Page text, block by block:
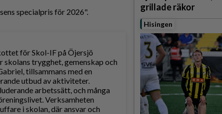
specialpris för 2026".
för Skol-IF på Öjersjö
trygghet, gemenskap och
tillsammans med en
utbud av aktiviteter.
arbetssätt, och många
Verksamheten
i skolan, där ansvar och
grillade räkor
Hisingen